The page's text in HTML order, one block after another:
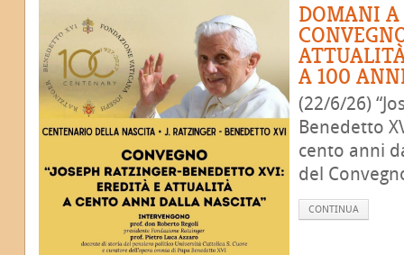
DOMANI
A 100
(22/6/26)
Benedetto
cento anni
del
CONTINUA